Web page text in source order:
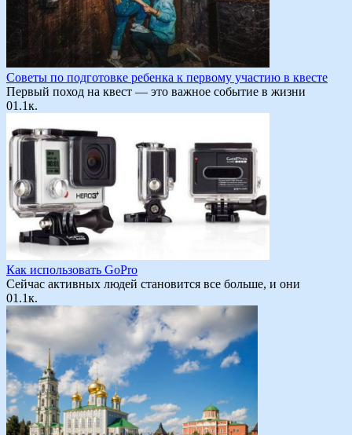
Советы по подготовке ребенка к первому участию в квесте
Первый поход на квест — это важное событие в жизни
01.1к.
Как использовать GoPro
Сейчас активных людей становится все больше, и они
01.1к.